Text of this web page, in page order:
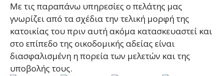
Με τις παραπάνω υπηρεσίες ο πελάτης μας
γνωρίζει από τα σχέδια την τελική μορφή της
κατοικίας του πριν αυτή ακόμα κατασκευαστεί και
στο επίπεδο της οικοδομικής αδείας είναι
διασφαλισμένη η πορεία των μελετών και της
υποβολής τους.